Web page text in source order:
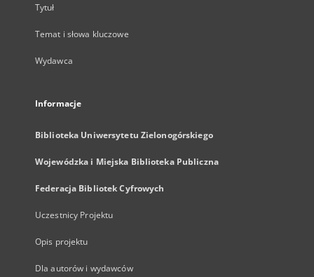
Tytuł
Temat i słowa kluczowe
Wydawca
Informacje
Biblioteka Uniwersytetu Zielonogórskiego
Wojewódzka i Miejska Biblioteka Publiczna
Federacja Bibliotek Cyfrowych
Uczestnicy Projektu
Opis projektu
Dla autorów i wydawców